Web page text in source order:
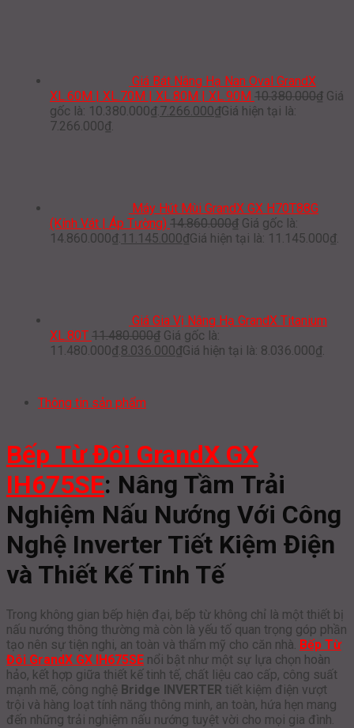
Giá Bát Nâng Hạ Nan Oval GrandX
XL.60M | XL.70M | XL.80M | XL.90M 10.380.000₫ Giá
gốc là: 10.380.000₫. 7.266.000₫Giá hiện tại là:
7.266.000₫.
Máy Hút Mùi GrandX GX H70T88G
(Kính Vát | Áp Tường) 14.860.000₫ Giá gốc là:
14.860.000₫. 11.145.000₫Giá hiện tại là: 11.145.000₫.
Giá Gia Vị Nâng Hạ GrandX Titanium
XL.80T 11.480.000₫ Giá gốc là:
11.480.000₫. 8.036.000₫Giá hiện tại là: 8.036.000₫.
Thông tin sản phẩm
Bếp Từ Đôi GrandX GX
IH675SE: Nâng Tầm Trải
Nghiệm Nấu Nướng Với Công
Nghệ Inverter Tiết Kiệm Điện
và Thiết Kế Tinh Tế
Trong không gian bếp hiện đại, bếp từ không chỉ là một thiết bị
nấu nướng thông thường mà còn là yếu tố quan trọng góp phần
tạo nên sự tiện nghi, an toàn và thẩm mỹ cho căn nhà. Bếp Từ
Đôi GrandX GX IH675SE nổi bật như một sự lựa chọn hoàn
hảo, kết hợp giữa thiết kế tinh tế, chất liệu cao cấp, công suất
mạnh mẽ, công nghệ Bridge INVERTER tiết kiệm điện vượt
trội và hàng loạt tính năng thông minh, an toàn, hứa hẹn mang
đến những trải nghiệm nấu nướng tuyệt vời cho mọi gia đình.